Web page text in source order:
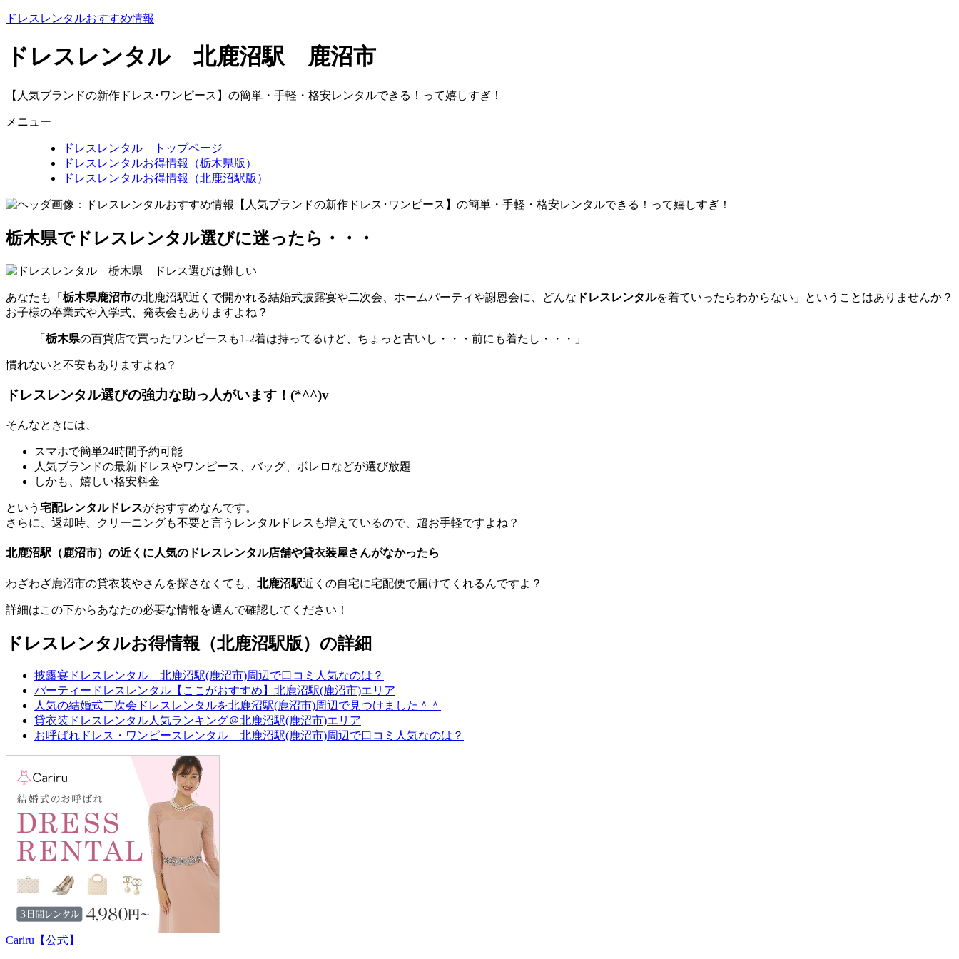
ドレスレンタルおすすめ情報
ドレスレンタル 北鹿沼駅 鹿沼市
【人気ブランドの新作ドレス･ワンピース】の簡単・手軽・格安レンタルできる！って嬉しすぎ！
メニュー
ドレスレンタル トップページ
ドレスレンタルお得情報（栃木県版）
ドレスレンタルお得情報（北鹿沼駅版）
栃木県でドレスレンタル選びに迷ったら・・・
あなた も「 栃木県鹿沼市の北鹿沼駅近くで開かれる結婚式披露宴や二次会、ホームパーティや謝恩会に、どんな ドレスレンタルを着ていったらわからない」ということはありませんか？
お子様の卒業式や入学式、発表会もありますよね？
「 栃木県の百貨店で買ったワンピースも1-2着は持ってるけど、ちょっと古いし・・・前にも着たし・・・」
慣れないと不安もありますよね？
ドレスレンタル選びの強力な助っ人がいます！(*^^)v
そんなときには、
スマホで簡単24時間予約可能
人気ブランドの最新ドレスやワンピース、バッグ、ボレロなどが選び放題
しかも、嬉しい格安料金
という 宅配レンタルドレスがおすすめなんです。
さらに、 返却時、クリーニングも不要と言うレンタルドレスも増えているので、 超お手軽ですよね？
北鹿沼駅（鹿沼市）の近くに人気のドレスレンタル店舗や貸衣装屋さんがなかったら
わざわざ鹿沼市の貸衣装やさんを探さなくても、 北鹿沼駅近くの自宅に宅配便で届けてくれるんですよ？
詳細はこの下からあなたの必要な情報を選んで確認してください！
ドレスレンタルお得情報（北鹿沼駅版）の詳細
披露宴ドレスレンタル 北鹿沼駅(鹿沼市)周辺で口コミ人気なのは？
パーティードレスレンタル【ここがおすすめ】北鹿沼駅(鹿沼市)エリア
人気の結婚式二次会ドレスレンタルを北鹿沼駅(鹿沼市)周辺で見つけました＾＾
貸衣装ドレスレンタル人気ランキング＠北鹿沼駅(鹿沼市)エリア
お呼ばれドレス・ワンピースレンタル 北鹿沼駅(鹿沼市)周辺で口コミ人気なのは？
Cariru【公式】